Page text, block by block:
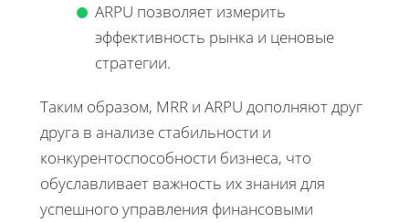
ARPU позволяет измерить
эффективность рынка и ценовые
стратегии.
Таким образом, MRR и ARPU дополняют друг
друга в анализе стабильности и
конкурентоспособности бизнеса, что
обуславливает важность их знания для
успешного управления финансовыми